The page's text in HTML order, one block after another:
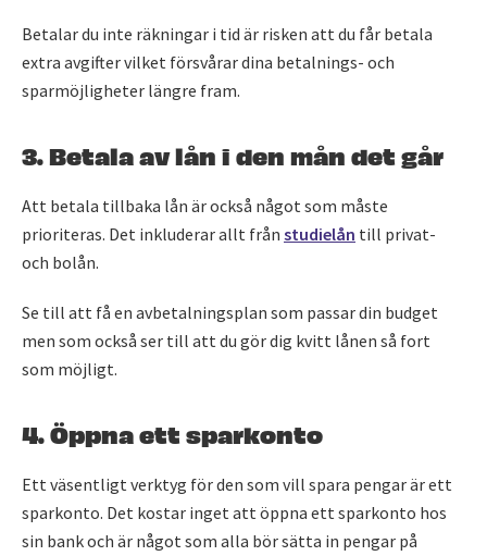
Betalar du inte räkningar i tid är risken att du får betala
extra avgifter vilket försvårar dina betalnings- och
sparmöjligheter längre fram.
3. Betala av lån i den mån det går
Att betala tillbaka lån är också något som måste
prioriteras. Det inkluderar allt från studielån till privat-
och bolån.
Se till att få en avbetalningsplan som passar din budget
men som också ser till att du gör dig kvitt lånen så fort
som möjligt.
4. Öppna ett sparkonto
Ett väsentligt verktyg för den som vill spara pengar är ett
sparkonto. Det kostar inget att öppna ett sparkonto hos
sin bank och är något som alla bör sätta in pengar på